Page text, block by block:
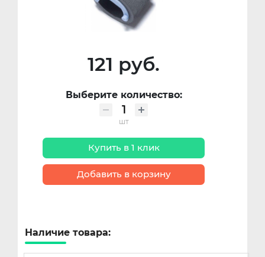
121 руб.
Выберите количество:
шт
Купить в 1 клик
Добавить в корзину
Наличие товара: